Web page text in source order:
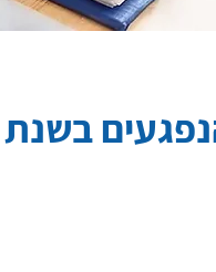
עדיין המסוכן ביותר לעובדים